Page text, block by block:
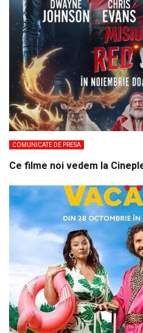
COMUNICATE DE PRESA
Ce filme noi vedem la